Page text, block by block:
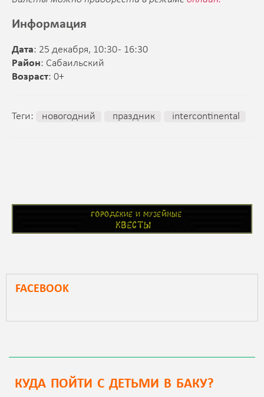
Информация
Дата: 25 декабря, 10:30 - 16:30
Район: Сабаильский
Возраст: 0+
Теги: новогодний праздник intercontinental
FACEBOOK
КУДА ПОЙТИ С ДЕТЬМИ В БАКУ?